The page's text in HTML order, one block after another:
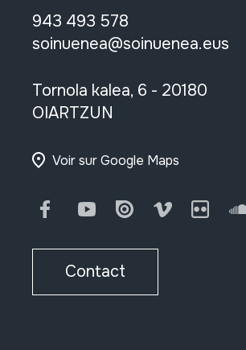
943 493 578
soinuenea@soinuenea.eus
Tornola kalea, 6 - 20180
OIARTZUN
Voir sur Google Maps
FacebookYoutubeIssuu Vimeo
Contact